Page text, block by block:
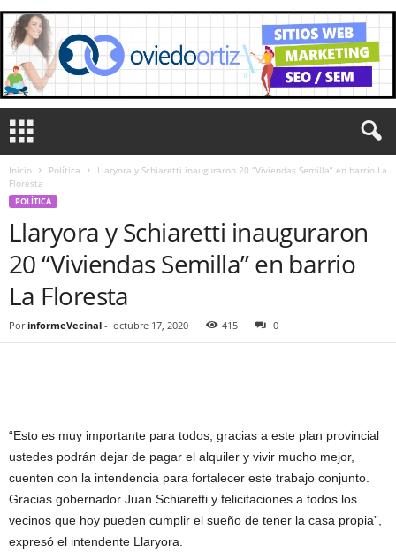
Inicio Política
Llaryora y Schiaretti inauguraron 20 “Viviendas Semilla” en barrio La
Floresta
POLÍTICA
Llaryora y Schiaretti inauguraron
20 “Viviendas Semilla” en barrio
La Floresta
Por informeVecinal - octubre 17, 2020 415 0
“Esto es muy importante para todos, gracias a este plan provincial
ustedes podrán dejar de pagar el alquiler y vivir mucho mejor,
cuenten con la intendencia para fortalecer este trabajo conjunto.
Gracias gobernador Juan Schiaretti y felicitaciones a todos los
vecinos que hoy pueden cumplir el sueño de tener la casa propia”,
expresó el intendente Llaryora.